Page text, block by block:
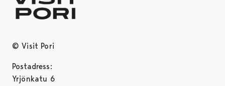
© Visit Pori
Postadress:
Yrjönkatu 6